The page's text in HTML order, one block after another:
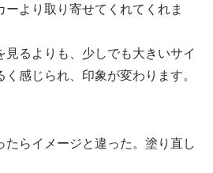
ーより取り寄せてくれてくれま
るよりも、少しでも大きいサイ
感じられ、印象が変わります。
たらイメージと違った。塗り直し